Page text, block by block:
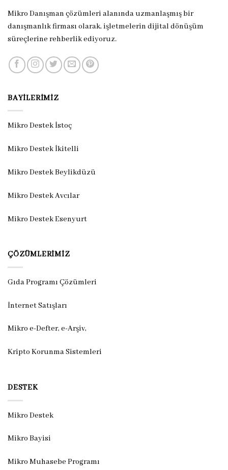
Mikro Danışman çözümleri alanında uzmanlaşmış bir
danışmanlık firması olarak, işletmelerin dijital dönüşüm
süreçlerine rehberlik ediyoruz.
BAYILERIMIZ
Mikro Destek İstoç
Mikro Destek İkitelli
Mikro Destek Beylikdüzü
Mikro Destek Avcılar
Mikro Destek Esenyurt
ÇÖZÜMLERIMIZ
Gıda Programı Çözümleri
İnternet Satışları
Mikro e-Defter, e-Arşiv,
Kripto Korunma Sistemleri
DESTEK
Mikro Destek
Mikro Bayisi
Mikro Muhasebe Programı